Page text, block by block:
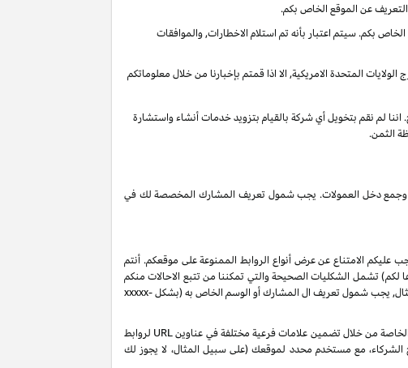
عن الموقع الخاص بكم.
بكم. سيتم اعتبار بأنه تم استلام الاخطارات, والموافقات
المتحدة الامريكية, الا اذا قمتم بإخبارنا من خلال معلوماتكم
لم نقم بتخويل أي شركة بالقيام بتزويد خدمات أنشاء واستشارة
الثمن.
وجمع دخل العمولات. يجب شمول تعريف المشارك المخصصة لك في
عليكم الامتناع عن عرض أنواع الروابط الممنوعة على موقعكم. أنتم
تشمل الشكليات الصحيحة والتي تمكننا من تتبع الاحالات منكم
يجب شمول تعريف ال المشارك أو الوسم الخاص به (بشكلxxxxx-
بناءً على طلبك، ولكن رهناً بموافقتنا، قد نصدر لك تعريفات شركاء إضافية من نوع "sub-tag" والتي تتيح لك مراقبة وتحسين أداء روابطك الخاصة من خلال تضمين علامات فرعية مختلفة في عناوين URL لروابط
مع مستخدم محدد لموقعك (على سبيل المثال، لا يجوز لك